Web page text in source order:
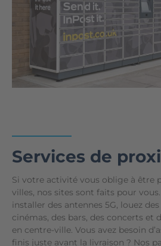
Services de
Si votre activité vous oblige à être
villes, nos sites sont faits pour
installer des antennes 5G, louez
cinémas, des bars, des concerts et
en centre-ville. Vous avez besoin
finis juste avant la livraison ? Nos